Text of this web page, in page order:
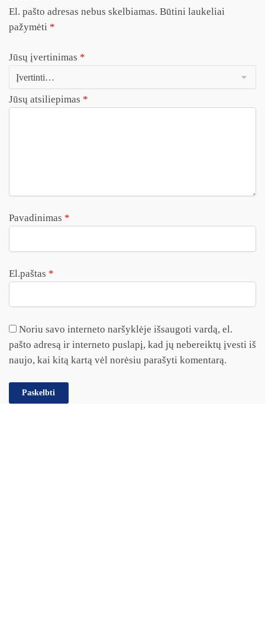
El. pašto adresas nebus skelbiamas. Būtini laukeliai
pažymėti *
Jūsų įvertinimas *
Jūsų atsiliepimas *
Pavadinimas *
El.paštas *
Noriu savo interneto naršyklėje išsaugoti vardą, el.
pašto adresą ir interneto puslapį, kad jų nebereiktų įvesti iš
naujo, kai kitą kartą vėl norėsiu parašyti komentarą.